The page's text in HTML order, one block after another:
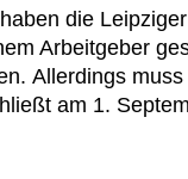
haben die
Arbeitgeber
Allerdings
am 1.